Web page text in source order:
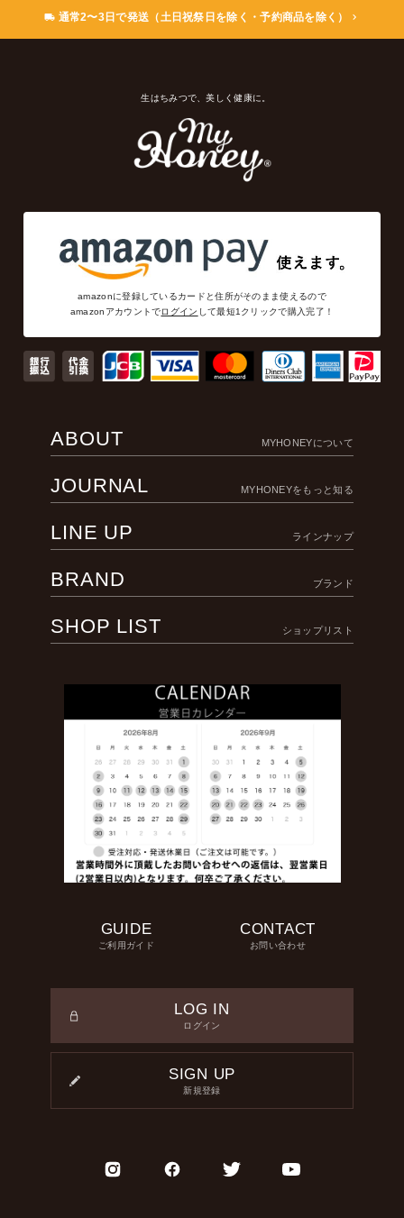
通常2〜3日で発送（土日祝祭日を除く・予約商品を除く）
生はちみつで、美しく健康に。
amazonに登録しているカードと住所がそのまま使えるので
amazonアカウントでログイン して最短1クリックで購入完了！
ABOUT MYHONEYについて
JOURNAL MYHONEYをもっと知る
LINE UP ラインナップ
BRAND ブランド
SHOP LIST ショップリスト
GUIDE
ご利用ガイド
CONTACT
お問い合わせ
LOG IN
ログイン
SIGN UP
新規登録